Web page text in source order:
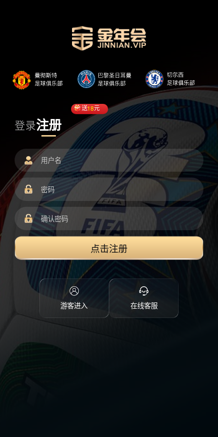
登录注册
送18元
点击注册
游客进入 在线客服